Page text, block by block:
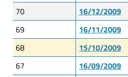
70
16/12/2009
69
16/11/2009
68
15/10/2009
67
16/09/2009